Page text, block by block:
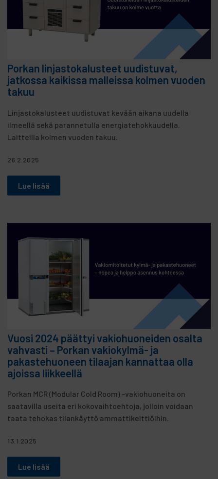
Porkan linjastokalusteet uudistuvat,
jatkossa kaikissa malleissa kolmen vuoden
takuu
Linjastokalusteet uudistuvat kevään aikana uudella
ilmeellä sekä parannetulla energiatehokkuudella.
Laitteilla kolmen vuoden takuu.
26.2.2025
Lue lisää
Vuosi 2024 päättyi vakiohuoneiden osalta
vahvasti – Porkan vakiokylmä- ja
pakastehuoneen tilaajan kannattaa olla
ajoissa liikkeellä
Porkan MCR (Modular Cold Room) -vakiohuoneita on
saatavilla useita eri kokovaihtoehtoja, jolloin voidaan
taata tehokas tilankäyttö ammattikeittiöihin.
13.1.2025
Lue lisää